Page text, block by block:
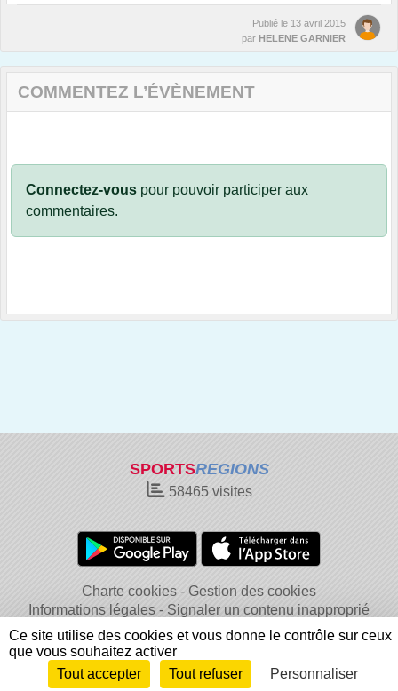
Publié le 13 avril 2015
par HELENE GARNIER
COMMENTEZ L’ÉVÈNEMENT
Connectez-vous pour pouvoir participer aux
commentaires.
SPORTSREGIONS
58465visites
Charte cookies
Gestion des cookies
Informations légales
Signaler un contenu inapproprié
Envie de participer ? Connexion
Ce site utilise des cookies et vous donne le contrôle sur ceux
que vous souhaitez activer
Tout accepter
Tout refuser Personnaliser